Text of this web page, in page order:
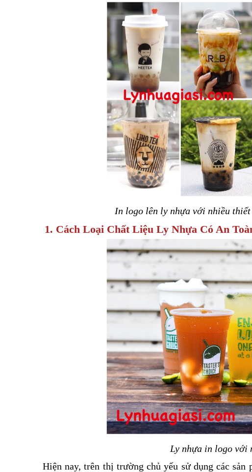
In logo lên ly nhựa với nhiều
1. Cách Loại Chất Liệu Ly Nhựa Có An
Ly nhựa in logo với
Hiện nay, trên thị trường chủ yếu sử dụng các